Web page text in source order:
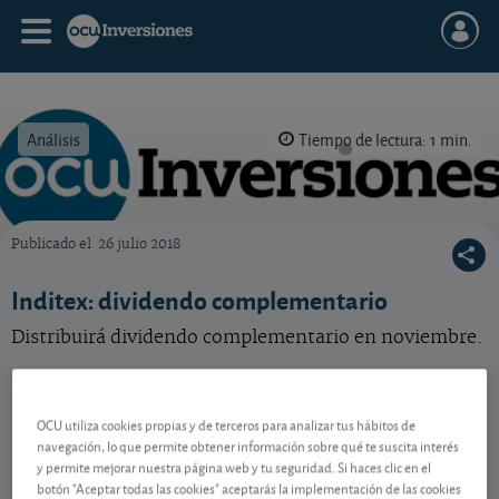
Análisis Tiempo de lectura: 1 min.
Publicado el 26 julio 2018
Inditex: dividendo complementario
Distribuirá dividendo complementario en noviembre.
05/08/2026 Madrid
0,32 EUR (0,55 %)
Ver detalladamente
OCU utiliza cookies propias y de terceros para analizar tus hábitos de
navegación, lo que permite obtener información sobre qué te suscita interés
y permite mejorar nuestra página web y tu seguridad. Si haces clic en el
botón "Aceptar todas las cookies" aceptarás la implementación de las cookies